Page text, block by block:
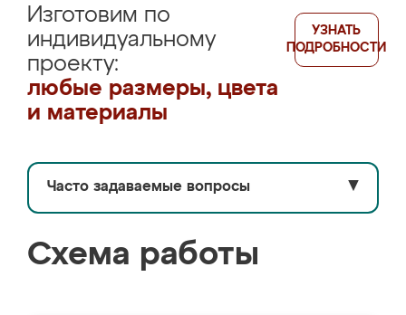
Изготовим по
индивидуальному
проекту:
любые размеры, цвета
и материалы
УЗНАТЬ
ПОДРОБНОСТИ
Часто задаваемые вопросы ▼
Схема работы